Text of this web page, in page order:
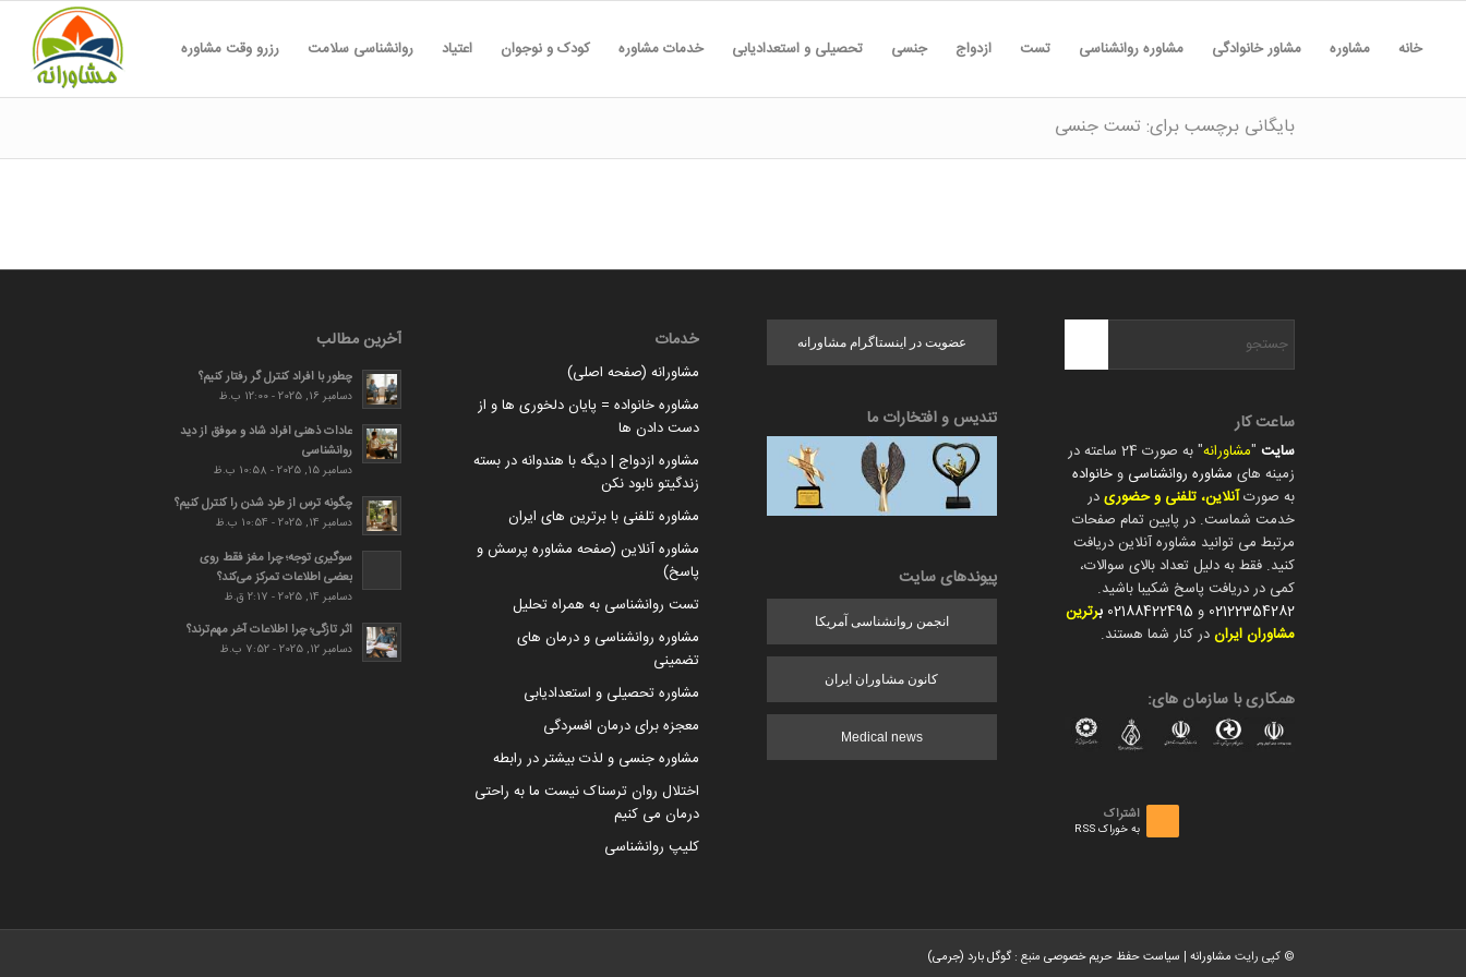
خانه مشاوره مشاور خانوادگی مشاوره روانشناسی تست ازدواج جنسی تحصیلی و استعدادیابی خدمات مشاوره کودک و نوجوان اعتیاد روانشناسی سلامت رزرو وقت مشاوره
بایگانی برچسب برای: تست جنسی
ساعت کار
سایت "مشاورانه
" به صورت 24 ساعته در
زمینه های مشاوره روانشناسی و خانواده
به صورتآنلاین، تلفنی و حضوریدر
خدمت شماست. در پایین تمام صفحات
مرتبط می توانید مشاوره آنلاین دریافت
کنید. فقط به دلیل تعداد بالای سوالات،
کمی در دریافت پاسخ شکیبا باشید.
02122354282 و 02188422495 برترین
مشاوران ایراندر کنار شما هستند.
همکاری با سازمان های:
اشتراک
به خوراک RSS
عضویت در اینستاگرام مشاورانه
تندیس و افتخارات ما
پیوندهای سایت
انجمن روانشناسی آمریکا
کانون مشاوران ایران
Medical news
خدمات
مشاورانه (صفحه اصلی)
مشاوره خانواده = پایان دلخوری ها و از
دست دادن ها
مشاوره ازدواج | دیگه با هندوانه در بسته
زندگیتو نابود نکن
مشاوره تلفنی با برترین های ایران
مشاوره آنلاین (صفحه مشاوره پرسش و
پاسخ)
تست روانشناسی به همراه تحلیل
مشاوره روانشناسی و درمان های
تضمینی
مشاوره تحصیلی و استعدادیابی
معجزه برای درمان افسردگی
مشاوره جنسی و لذت بیشتر در رابطه
اختلال روان ترسناک نیست ما به راحتی
درمان می کنیم
کلیپ روانشناسی
آخرین مطالب
چطور با افراد کنترل گر رفتار کنیم؟
دسامبر 16, 2025 - 12:00 ب.ظ
عادات ذهنی افراد شاد و موفق از دید
روانشناسی
دسامبر 15, 2025 - 10:58 ب.ظ
چگونه ترس از طرد شدن را کنترل کنیم؟
دسامبر 14, 2025 - 10:54 ب.ظ
سوگیری توجه؛ چرا مغز فقط روی
بعضی اطلاعات تمرکز می‌کند؟
دسامبر 14, 2025 - 2:17 ق.ظ
اثر تازگی؛ چرا اطلاعات آخر مهم‌ترند؟
دسامبر 12, 2025 - 7:52 ب.ظ
© کپی رایت مشاورانه | سیاست حفظ حریم خصوصی منبع :گوگل بارد (جرمی)